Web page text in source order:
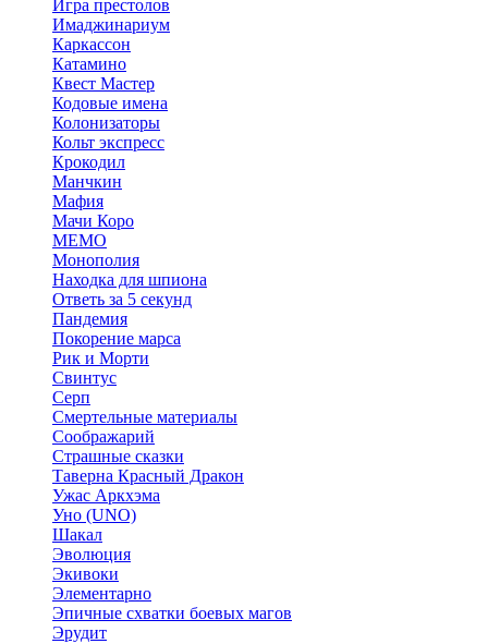
Игра престолов
Имаджинариум
Каркассон
Катамино
Квест Мастер
Кодовые имена
Колонизаторы
Кольт экспресс
Крокодил
Манчкин
Мафия
Мачи Коро
МЕМО
Монополия
Находка для шпиона
Ответь за 5 секунд
Пандемия
Покорение марса
Рик и Морти
Свинтус
Серп
Смертельные материалы
Соображарий
Страшные сказки
Таверна Красный Дракон
Ужас Аркхэма
Уно (UNO)
Шакал
Эволюция
Экивоки
Элементарно
Эпичные схватки боевых магов
Эрудит